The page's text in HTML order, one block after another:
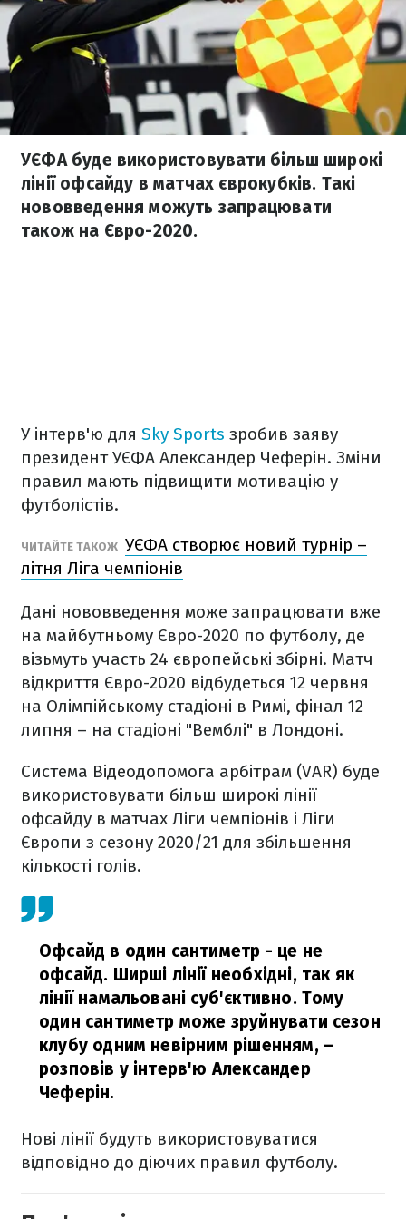
УЄФА буде використовувати більш широкі
лінії офсайду в матчах єврокубків. Такі
нововведення можуть запрацювати
також на Євро-2020.
У інтерв'ю для Sky Sports зробив заяву
президент УЄФА Александер Чеферін. Зміни
правил мають підвищити мотивацію у
футболістів.
ЧИТАЙТЕ ТАКОЖ УЄФА створює новий турнір –
літня Ліга чемпіонів
Дані нововведення може запрацювати вже
на майбутньому Євро-2020 по футболу, де
візьмуть участь 24 європейські збірні. Матч
відкриття Євро-2020 відбудеться 12 червня
на Олімпійському стадіоні в Римі, фінал 12
липня – на стадіоні "Вемблі" в Лондоні.
Система Відеодопомога арбітрам (VAR) буде
використовувати більш широкі лінії
офсайду в матчах Ліги чемпіонів і Ліги
Європи з сезону 2020/21 для збільшення
кількості голів.
Офсайд в один сантиметр - це не
офсайд. Ширші лінії необхідні, так як
лінії намальовані суб'єктивно. Тому
один сантиметр може зруйнувати сезон
клубу одним невірним рішенням, –
розповів у інтерв'ю Александер
Чеферін.
Нові лінії будуть використовуватися
відповідно до діючих правил футболу.